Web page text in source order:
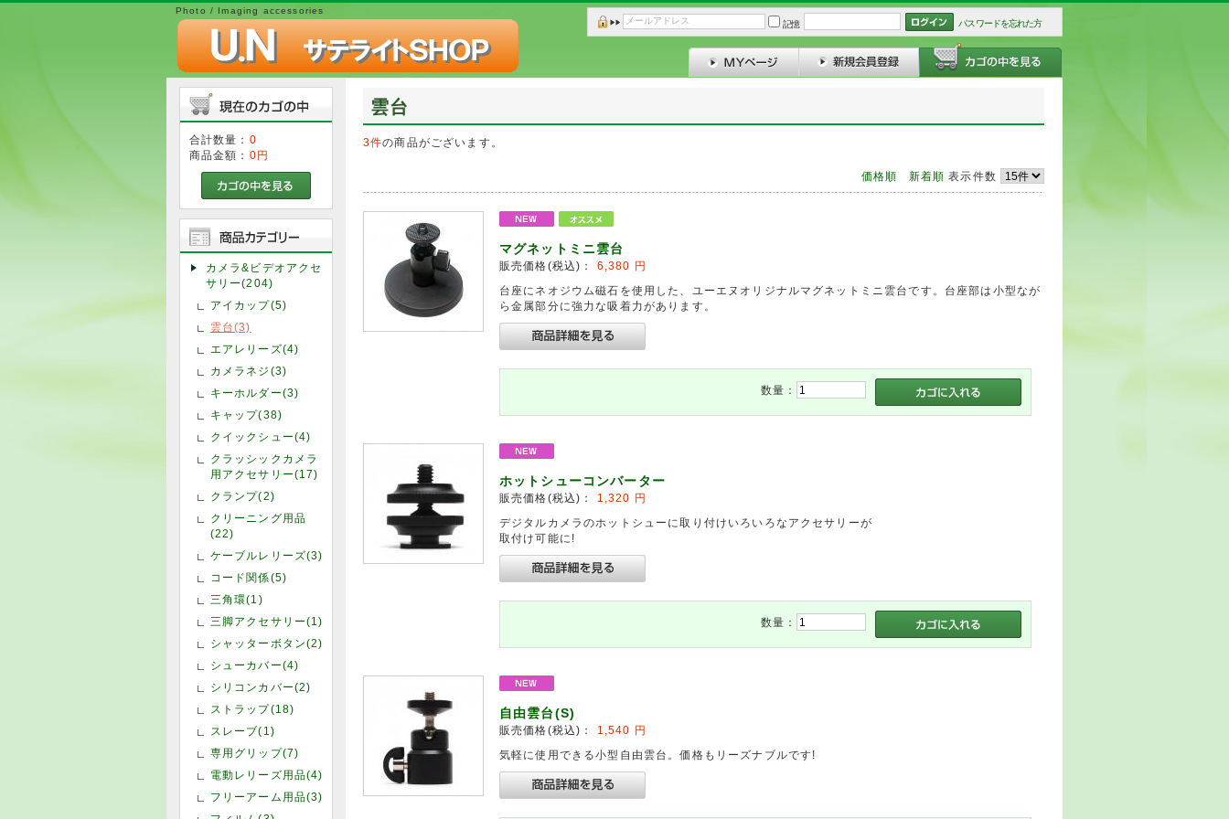
Photo / Imaging accessories
記憶
パスワードを忘れた方
合計数量： 0
商品金額： 0円
カメラ&ビデオアクセ
サリー(204)
アイカップ(5)
雲台(3)
エアレリーズ(4)
カメラネジ(3)
キーホルダー(3)
キャップ(38)
クイックシュー(4)
クラッシックカメラ
用アクセサリー(17)
クランプ(2)
クリーニング用品
(22)
ケーブルレリーズ(3)
コード関係(5)
三角環(1)
三脚アクセサリー(1)
シャッターボタン(2)
シューカバー(4)
シリコンカバー(2)
ストラップ(18)
スレーブ(1)
専用グリップ(7)
電動レリーズ用品(4)
フリーアーム用品(3)
雲台
3件の商品がございます。
価格順 新着順 表示件数
マグネットミニ雲台
販売価格(税込)： 6,380 円
台座にネオジウム磁石を使用した、ユーエヌオリジナルマグネットミニ雲台です。台座部は小型なが
ら金属部分に強力な吸着力があります。
数量：
ホットシューコンバーター
販売価格(税込)： 1,320 円
デジタルカメラのホットシューに取り付けいろいろなアクセサリーが
取付け可能に!
数量：
自由雲台(S)
販売価格(税込)： 1,540 円
気軽に使用できる小型自由雲台。価格もリーズナブルです!